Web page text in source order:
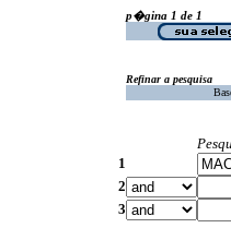
p�gina 1 de 1
Refinar a pesquisa
1
2
3